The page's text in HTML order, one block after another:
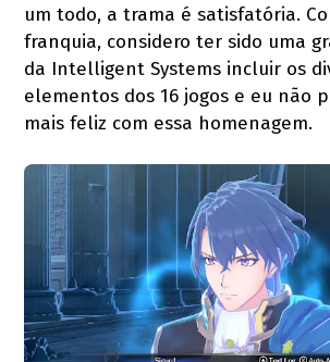
um todo, a trama é satisfatória.
franquia, considero ter sido uma
da Intelligent Systems incluir os
elementos dos 16 jogos e eu não
mais feliz com essa homenagem.